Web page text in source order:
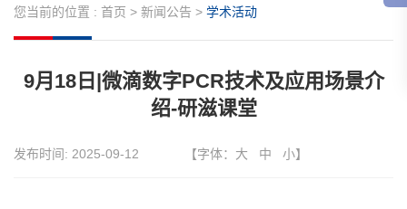
您当前的位置 : 首页 > 新闻公告 > 学术活动
9月18日|微滴数字PCR技术及应用场景介
绍-研滋课堂
发布时间: 2025-09-12 【字体： 大 中 小】